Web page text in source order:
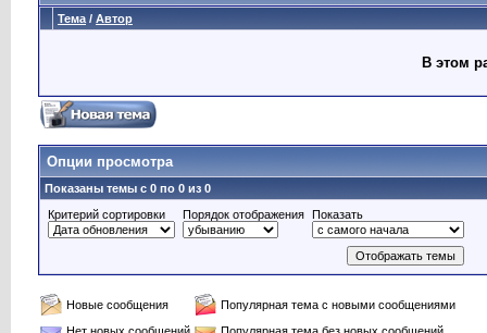
Тема / Автор
В этом
Опции просмотра
Показаны темы с 0 по 0 из 0
Критерий сортировки
Порядок отображения Показать
Новые сообщения
Популярная тема с новыми сообщениями